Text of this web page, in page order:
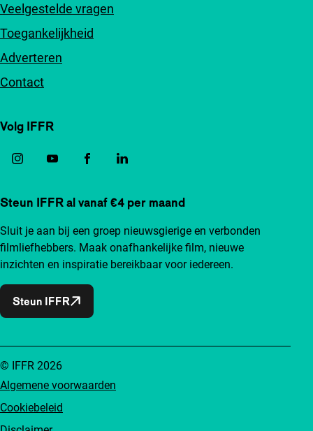
Veelgestelde vragen
Toegankelijkheid
Adverteren
Contact
Volg IFFR
Steun IFFR al vanaf €4 per maand
Sluit je aan bij een groep nieuwsgierige en verbonden
filmliefhebbers. Maak onafhankelijke film, nieuwe
inzichten en inspiratie bereikbaar voor iedereen.
Steun IFFR
Algemene voorwaarden
Cookiebeleid
© IFFR 2026